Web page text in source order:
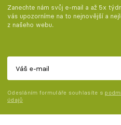
Zanechte nám svůj e-mail a až 5x
vás upozorníme na to nejnovější a
z našeho webu.
Odesláním formuláře souhlasíte s
údajů